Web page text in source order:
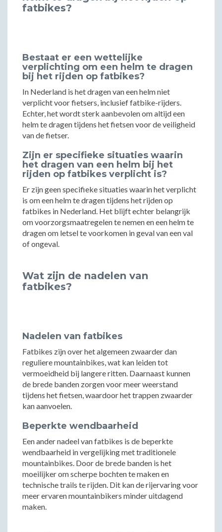
fatbikes?
Bestaat er een wettelijke
verplichting om een helm te dragen
bij het rijden op fatbikes?
In Nederland is het dragen van een helm niet
verplicht voor fietsers, inclusief fatbike-rijders.
Echter, het wordt sterk aanbevolen om altijd een
helm te dragen tijdens het fietsen voor de veiligheid
van de fietser.
Zijn er specifieke situaties waarin
het dragen van een helm bij het
rijden op fatbikes verplicht is?
Er zijn geen specifieke situaties waarin het verplicht
is om een helm te dragen tijdens het rijden op
fatbikes in Nederland. Het blijft echter belangrijk
om voorzorgsmaatregelen te nemen en een helm te
dragen om letsel te voorkomen in geval van een val
of ongeval.
Wat zijn de nadelen van
fatbikes?
Nadelen van fatbikes
Fatbikes zijn over het algemeen zwaarder dan
reguliere mountainbikes, wat kan leiden tot
vermoeidheid bij langere ritten. Daarnaast kunnen
de brede banden zorgen voor meer weerstand
tijdens het fietsen, waardoor het trappen zwaarder
kan aanvoelen.
Beperkte wendbaarheid
Een ander nadeel van fatbikes is de beperkte
wendbaarheid in vergelijking met traditionele
mountainbikes. Door de brede banden is het
moeilijker om scherpe bochten te maken en
technische trails te rijden. Dit kan de rijervaring voor
meer ervaren mountainbikers minder uitdagend
maken.